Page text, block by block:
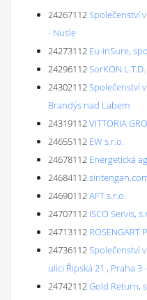
24267112Společenství
- Nusle
24273112 Eu-inSure,
24296112SorKON
24302112Společenství
Brandýs nad Labem
24319112VITTORIA
24655112 EW s.r.o.
24678112 Energetická
24684112
24690112AFT s.r.o.
24707112 ISCO Servis,
24713112 ROSENGART
24736112Společenství
ulici Řipská 21 , Praha 3
24742112Gold Return,